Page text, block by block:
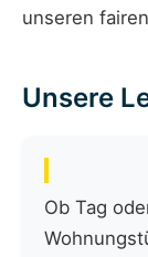
unseren
Unsere
Ob Tag